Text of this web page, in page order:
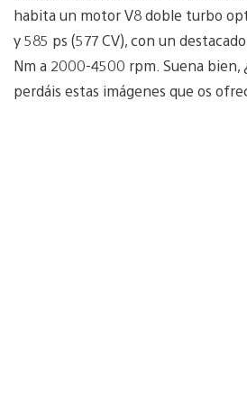
habita un motor V8 doble turbo
y 585 ps (577 CV), con un
Nm a 2000-4500 rpm. Suena bien,
perdáis estas imágenes que os